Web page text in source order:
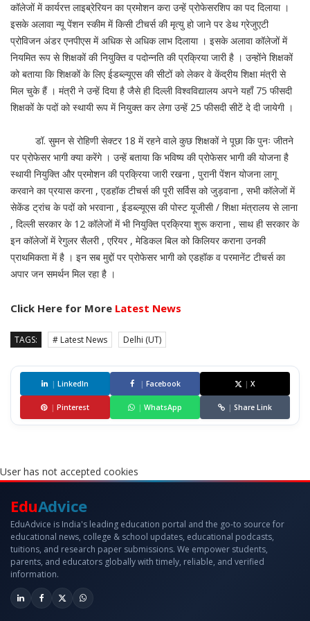
कॉलेजों में कार्यरत्त लाइब्रेरियन का प्रमोशन करा उन्हें प्रोफेसरशिप का पद दिलाया ।
इसके अलावा न्यू पेंशन स्कीम में किसी टीचर्स की मृत्यु हो जाने पर डेथ ग्रेजुएटी
प्रोविजन अंडर एनपीएस में अधिक से अधिक लाभ दिलाया । इसके अलावा कॉलेजों में
नियमित रूप से शिक्षकों की नियुक्ति व पदोन्नति की प्रक्रिया जारी है । उन्होंने शिक्षकों
को बताया कि शिक्षकों के लिए ईडब्ल्यूएस की सीटों को लेकर वे केंद्रीय शिक्षा मंत्री से
मिल चुके हैं । मंत्री ने उन्हें दिया है जैसे ही दिल्ली विश्वविद्यालय अपने यहाँ 75 फीसदी
शिक्षकों के पदों को स्थायी रूप में नियुक्त कर लेगा उन्हें 25 फीसदी सीटें दे दी जायेगी ।
डॉ. सुमन से रोहिणी सेक्टर 18 में रहने वाले कुछ शिक्षकों ने पूछा कि पुनः जीतने
पर प्रोफेसर भागी क्या करेंगे । उन्हें बताया कि भविष्य की प्रोफेसर भागी की योजना है
स्थायी नियुक्ति और प्रमोशन की प्रक्रिया जारी रखना , पुरानी पेंशन योजना लागू
करवाने का प्रयास करना , एडहॉक टीचर्स की पूरी सर्विस को जुड़वाना , सभी कॉलेजों में
सेकेंड ट्रांच के पदों को भरवाना , ईडब्ल्यूएस की पोस्ट यूजीसी / शिक्षा मंत्रालय से लाना
, दिल्ली सरकार के 12 कॉलेजों में भी नियुक्ति प्रक्रिया शुरू कराना , साथ ही सरकार के
इन कॉलेजों में रेगुलर सैलरी , एरियर , मेडिकल बिल को किलियर कराना उनकी
प्राथमिकता में है । इन सब मुद्दों पर प्रोफेसर भागी को एडहॉक व परमानेंट टीचर्स का
अपार जन समर्थन मिल रहा है ।
Click Here for More Latest News
TAGS: # Latest News Delhi (UT)
| LinkedIn | Facebook | X
| Pinterest | WhatsApp | Share Link
User has not accepted cookies
EduAdvice
EduAdvice is India's leading education portal and the go-to source for
educational news, college & school updates, educational podcasts,
tuitions, and research paper submissions. We empower students,
parents, and educators globally with timely, reliable, and verified
information.